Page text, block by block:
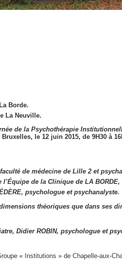
Borde.
La Neuville.
de la Psychothérapie
Bruxelles, le 12 juin 2015, de 9H30 à
de médecine de Lille 2 et
de la Clinique de LA BORDE,
psychologue et psychanalyste.
théoriques que dans ses
Didier ROBIN, psychologue et
« Institutions » de Chapelle-aux-